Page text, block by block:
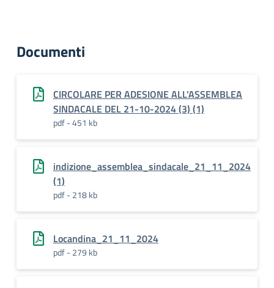
Documenti
CIRCOLARE PER ADESIONE ALL'ASSEMBLEA
SINDACALE DEL 21-10-2024 (3) (1)
pdf - 451 kb
indizione_assemblea_sindacale_21_11_2024
(1)
pdf - 218 kb
Locandina_21_11_2024
pdf - 279 kb